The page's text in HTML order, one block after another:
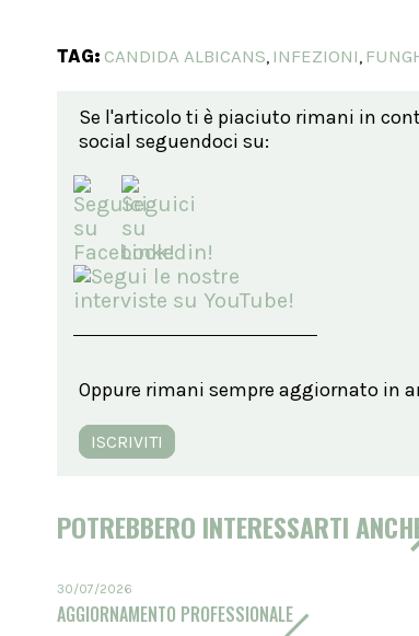
TAG: CANDIDA ALBICANS, INFEZIONI,
Se l'articolo ti è piaciuto rimani in
social seguendoci su:
Oppure rimani sempre aggiornato in
ISCRIVITI
POTREBBERO INTERESSARTI
30/07/2026
AGGIORNAMENTO PROFESSIONALE